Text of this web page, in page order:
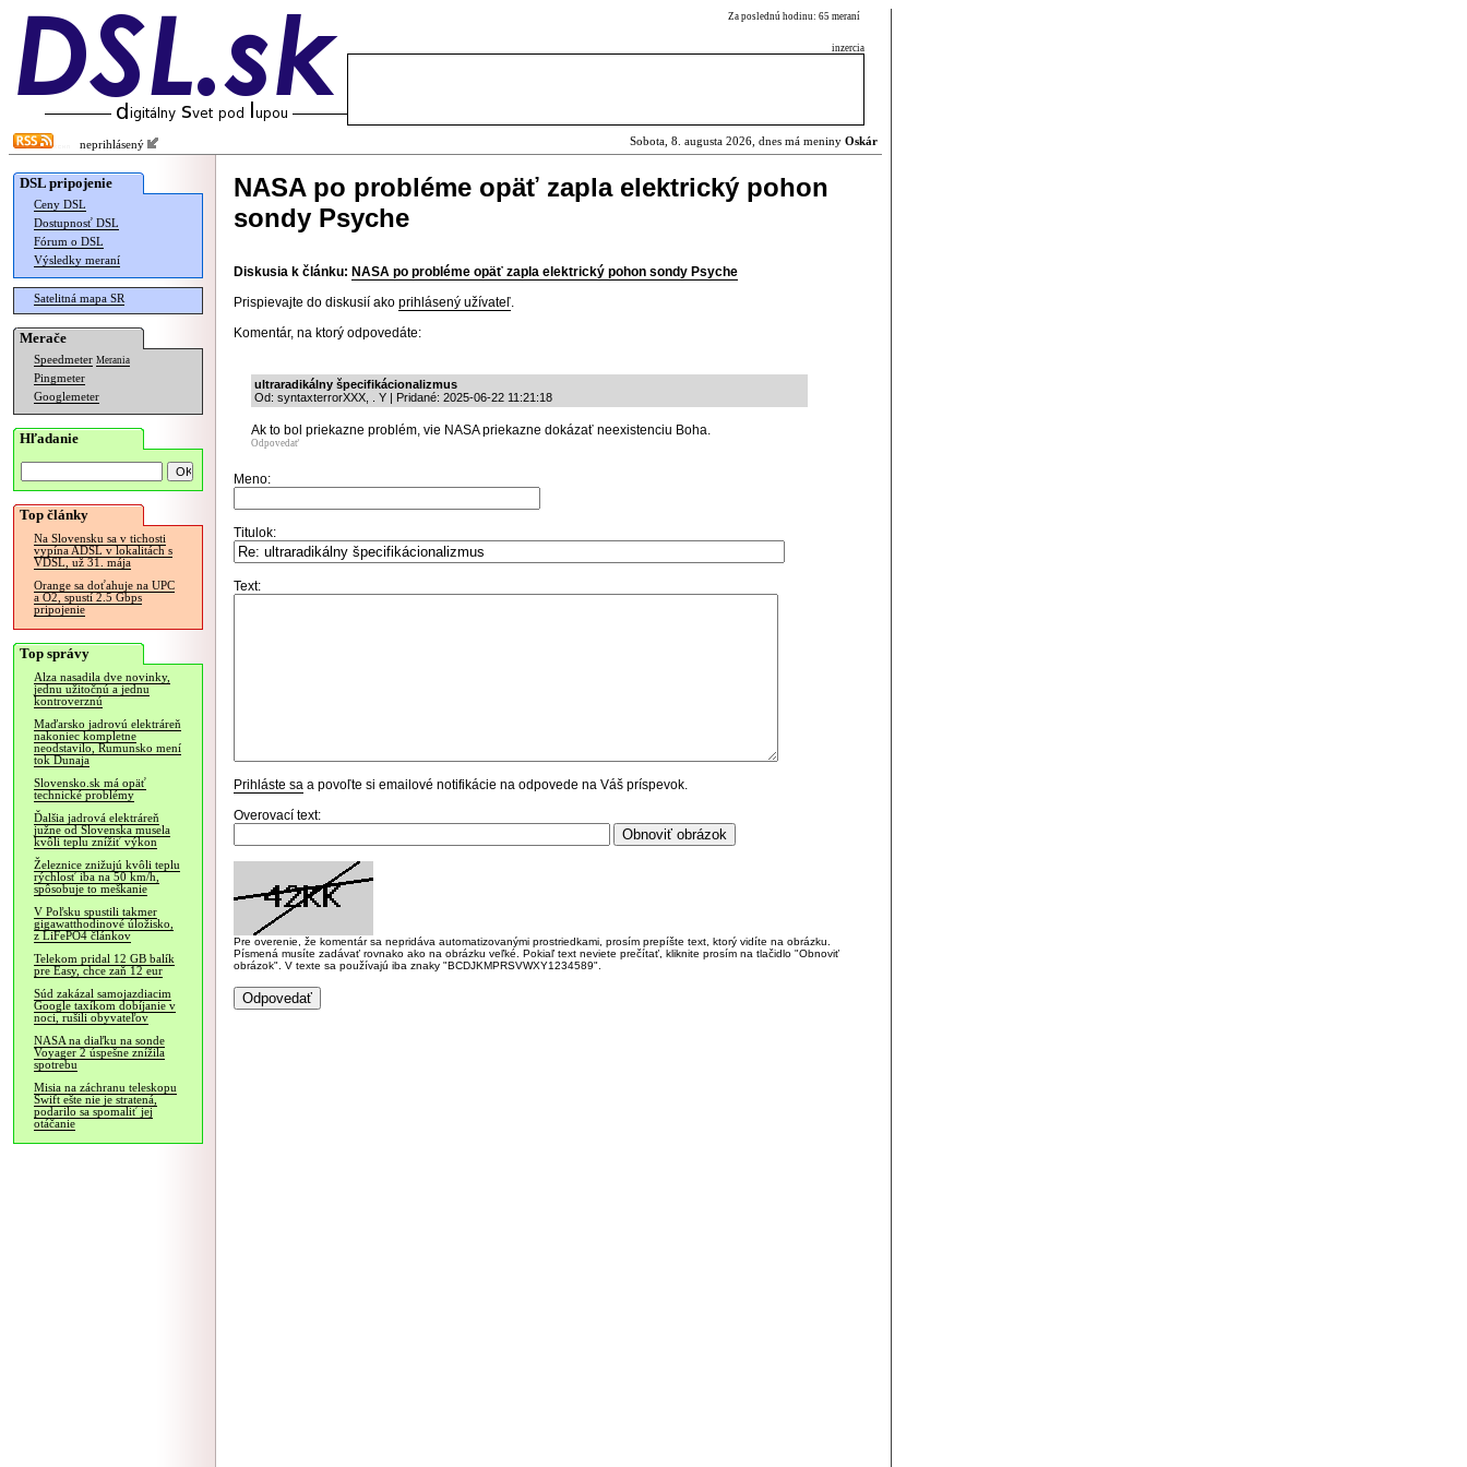
Za poslednú hodinu: 65 meraní
inzercia
neprihlásený Sobota, 8. augusta 2026, dnes má meniny Oskár
DSL pripojenie
Ceny DSL
Dostupnosť DSL
Fórum o DSL
Výsledky meraní
Satelitná mapa SR
Merače
Speedmeter Merania
Pingmeter
Googlemeter
Hľadanie
Top články
Na Slovensku sa v tichosti
vypína ADSL v lokalitách s
VDSL, už 31. mája
Orange sa doťahuje na UPC
a O2, spustí 2.5 Gbps
pripojenie
Top správy
Alza nasadila dve novinky,
jednu užitočnú a jednu
kontroverznú
Maďarsko jadrovú elektráreň
nakoniec kompletne
neodstavilo, Rumunsko mení
tok Dunaja
Slovensko.sk má opäť
technické problémy
Ďalšia jadrová elektráreň
južne od Slovenska musela
kvôli teplu znížiť výkon
Železnice znižujú kvôli teplu
rýchlosť iba na 50 km/h,
spôsobuje to meškanie
V Poľsku spustili takmer
gigawatthodinové úložisko,
z LiFePO4 článkov
Telekom pridal 12 GB balík
pre Easy, chce zaň 12 eur
Súd zakázal samojazdiacim
Google taxíkom dobíjanie v
noci, rušili obyvateľov
NASA na diaľku na sonde
Voyager 2 úspešne znížila
spotrebu
Misia na záchranu teleskopu
Swift ešte nie je stratená,
podarilo sa spomaliť jej
otáčanie
NASA po probléme opäť zapla elektrický pohon
sondy Psyche
Diskusia k článku: NASA po probléme opäť zapla elektrický pohon sondy Psyche
Prispievajte do diskusií ako prihlásený užívateľ.
Komentár, na ktorý odpovedáte:
ultraradikálny špecifikácionalizmus
Od: syntaxterrorXXX, . Y | Pridané: 2025-06-22 11:21:18
Ak to bol priekazne problém, vie NASA priekazne dokázať neexistenciu Boha.
Odpovedať
Meno:
Titulok:
Text:
Prihláste sa a povoľte si emailové notifikácie na odpovede na Váš príspevok.
Overovací text:
Pre overenie, že komentár sa nepridáva automatizovanými prostriedkami, prosím prepíšte text, ktorý vidíte na obrázku.
Písmená musíte zadávať rovnako ako na obrázku veľké. Pokiaľ text neviete prečítať, kliknite prosím na tlačidlo "Obnoviť
obrázok". V texte sa používajú iba znaky "BCDJKMPRSVWXY1234589".